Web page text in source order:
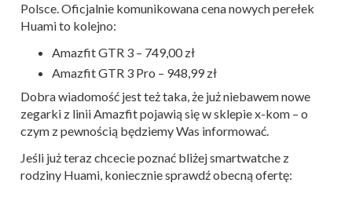
Polsce. Oficjalnie komunikowana cena nowych perełek
Huami to kolejno:
Amazfit GTR 3 – 749,00 zł
Amazfit GTR 3 Pro – 948,99 zł
Dobra wiadomość jest też taka, że już niebawem nowe
zegarki z linii Amazfit pojawią się w sklepie x-kom – o
czym z pewnością będziemy Was informować.
Jeśli już teraz chcecie poznać bliżej smartwatche z
rodziny Huami, koniecznie sprawdź obecną ofertę: